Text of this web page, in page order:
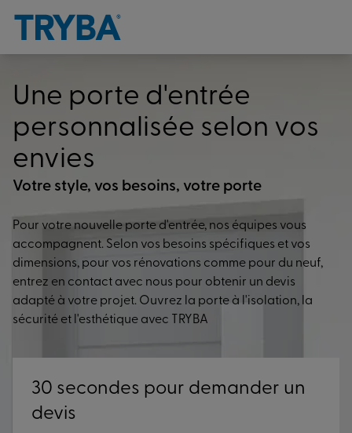
Une porte d'entrée
personnalisée selon vos
envies
Votre style, vos besoins, votre porte
Pour votre nouvelle porte d'entrée, nos équipes vous
accompagnent. Selon vos besoins spécifiques et vos
dimensions, pour vos rénovations comme pour du neuf,
entrez en contact avec nous pour obtenir un devis
adapté à votre projet. Ouvrez la porte à l'isolation, la
sécurité et l'esthétique avec TRYBA
30 secondes pour demander un
devis